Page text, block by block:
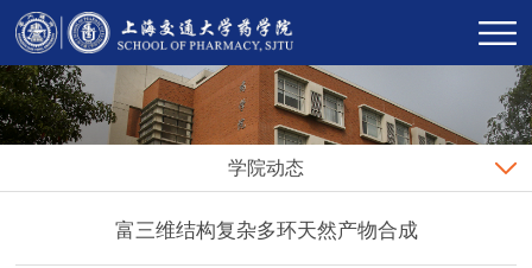
学院动态
富三维结构复杂多环天然产物合成